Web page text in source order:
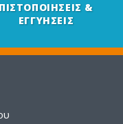
ΠΙΣΤΟΠΟΙΗΣΕΙΣ &
ΕΓΓΥΗΣΕΙΣ